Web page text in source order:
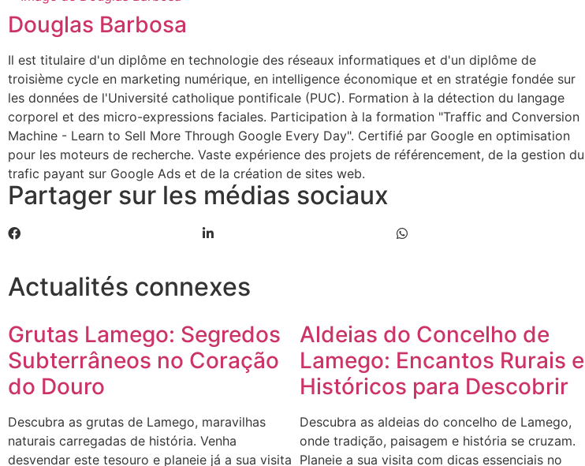
Douglas Barbosa
Il est titulaire d'un diplôme en technologie des réseaux informatiques et d'un diplôme de
troisième cycle en marketing numérique, en intelligence économique et en stratégie fondée sur
les données de l'Université catholique pontificale (PUC). Formation à la détection du langage
corporel et des micro-expressions faciales. Participation à la formation "Traffic and Conversion
Machine - Learn to Sell More Through Google Every Day". Certifié par Google en optimisation
pour les moteurs de recherche. Vaste expérience des projets de référencement, de la gestion du
trafic payant sur Google Ads et de la création de sites web.
Partager sur les médias sociaux
Actualités connexes
Grutas Lamego: Segredos
Subterrâneos no Coração
do Douro
Descubra as grutas de Lamego, maravilhas
naturais carregadas de história. Venha
desvendar este tesouro e planeie já a sua visita
Aldeias do Concelho de
Lamego: Encantos Rurais e
Históricos para Descobrir
Descubra as aldeias do concelho de Lamego,
onde tradição, paisagem e história se cruzam.
Planeie a sua visita com dicas essenciais no